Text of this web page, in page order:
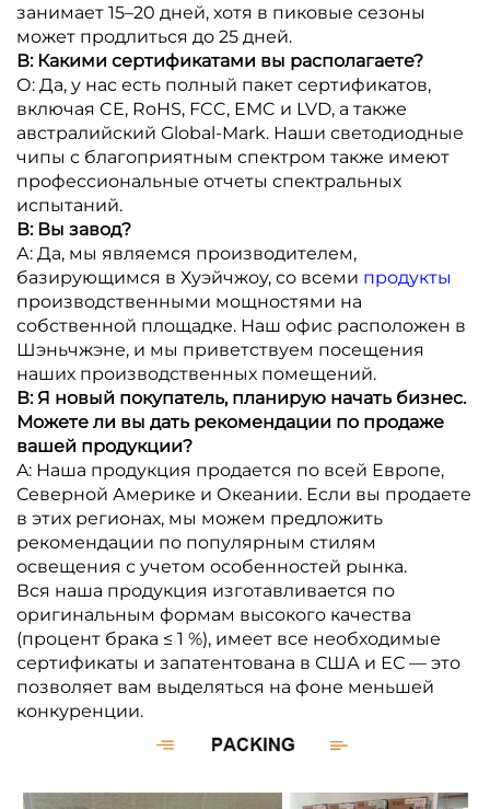
занимает 15–20 дней, хотя в пиковые сезоны
может продлиться до 25 дней.
В: Какими сертификатами вы располагаете?
О: Да, у нас есть полный пакет сертификатов,
включая CE, RoHS, FCC, EMC и LVD, а также
австралийский Global-Mark. Наши светодиодные
чипы с благоприятным спектром также имеют
профессиональные отчеты спектральных
испытаний.
В: Вы завод?
А: Да, мы являемся производителем,
базирующимся в Хуэйчжоу, со всеми продукты
производственными мощностями на
собственной площадке. Наш офис расположен в
Шэньчжэне, и мы приветствуем посещения
наших производственных помещений.
В: Я новый покупатель, планирую начать бизнес.
Можете ли вы дать рекомендации по продаже
вашей продукции?
A: Наша продукция продается по всей Европе,
Северной Америке и Океании. Если вы продаете
в этих регионах, мы можем предложить
рекомендации по популярным стилям
освещения с учетом особенностей рынка.
Вся наша продукция изготавливается по
оригинальным формам высокого качества
(процент брака ≤ 1 %), имеет все необходимые
сертификаты и запатентована в США и ЕС — это
позволяет вам выделяться на фоне меньшей
конкуренции.